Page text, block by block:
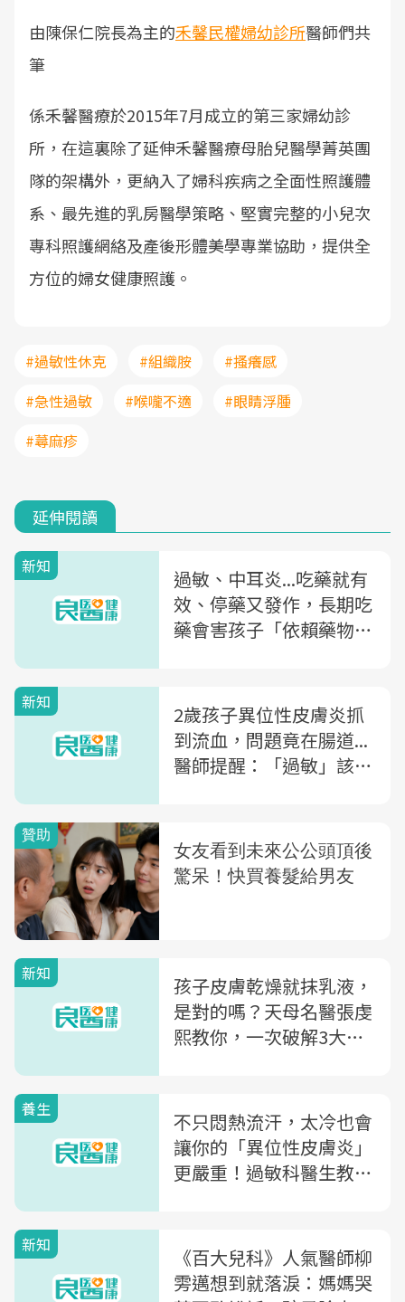
由陳保仁院長為主的禾馨民權婦幼診所醫師們共
筆
係禾馨醫療於2015年7月成立的第三家婦幼診
所，在這裏除了延伸禾馨醫療母胎兒醫學菁英團
隊的架構外，更納入了婦科疾病之全面性照護體
系、最先進的乳房醫學策略、堅實完整的小兒次
專科照護網絡及產後形體美學專業協助，提供全
方位的婦女健康照護。
#過敏性休克 #組織胺
#搔癢感
#急性過敏
#喉嚨不適
#眼睛浮腫
#蕁麻疹
延伸閱讀
新知
過敏、中耳炎...吃藥就有
效、停藥又發作，長期吃
藥會害孩子「依賴藥物」
新知
2歲孩子異位性皮膚炎抓
到流血，問題竟在腸道...
醫師提醒：「過敏」該注
新知
孩子皮膚乾燥就抹乳液，
是對的嗎？天母名醫張虔
熙教你，一次破解3大幼
養生
不只悶熱流汗，太冷也會
讓你的「異位性皮膚炎」
更嚴重！過敏科醫生教你
新知
《百大兒科》人氣醫師柳
雱邁想到就落淚：媽媽哭